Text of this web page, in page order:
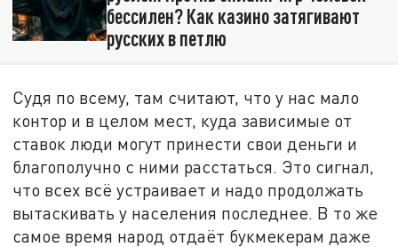
бессилен? Как казино затягивают
русских в петлю
Судя по всему, там считают, что у нас мало
контор и в целом мест, куда зависимые от
ставок люди могут принести свои деньги и
благополучно с ними расстаться. Это сигнал,
что всех всё устраивает и надо продолжать
вытаскивать у населения последнее. В то же
самое время народ отдаёт букмекерам даже